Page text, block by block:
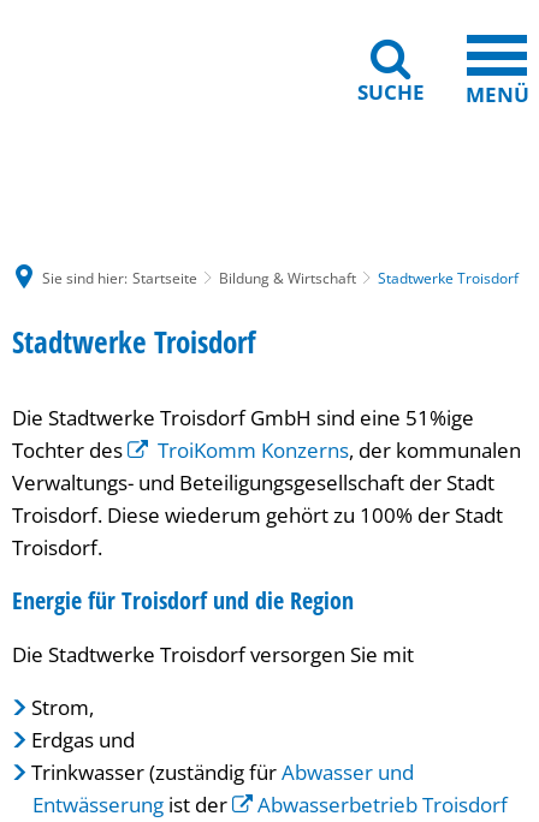
SUCHE MENÜ
Sie sind hier: Startseite Bildung & Wirtschaft Stadtwerke Troisdorf
Stadtwerke
Stadtwerke Troisdorf
Die Stadtwerke Troisdorf GmbH sind eine 51%ige
Tochter des
TroiKomm Konzerns, der kommunalen
Verwaltungs- und Beteiligungsgesellschaft der Stadt
Troisdorf. Diese wiederum gehört zu 100% der Stadt
Troisdorf.
Energie für Troisdorf und die Region
Die Stadtwerke Troisdorf versorgen Sie mit
Strom,
Erdgas und
Trinkwasser (zuständig fürAbwasser und
Entwässerung ist der
Abwasserbetrieb Troisdorf